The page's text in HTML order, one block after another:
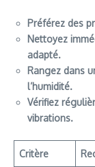
Préférez des
Nettoyez
adapté.
Rangez dans
l’humidité.
Vérifiez
vibrations.
Critère